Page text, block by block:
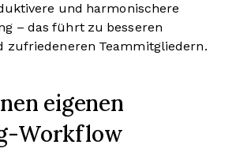
und harmonischere
– das führt zu besseren
zufriedeneren Teammitgliedern.
eigenen
Workflow